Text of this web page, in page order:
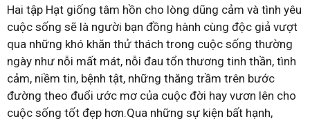
Hai tập Hạt giống tâm hồn cho lòng dũng cảm và tình yêu
cuộc sống sẽ là người bạn đồng hành cùng độc giả vượt
qua những khó khăn thử thách trong cuộc sống thường
ngày như nỗi mất mát, nỗi đau tổn thương tinh thần, tình
cảm, niềm tin, bệnh tật, những thăng trầm trên bước
đường theo đuổi ước mơ của cuộc đời hay vươn lên cho
cuộc sống tốt đẹp hơn.Qua những sự kiện bất hạnh,